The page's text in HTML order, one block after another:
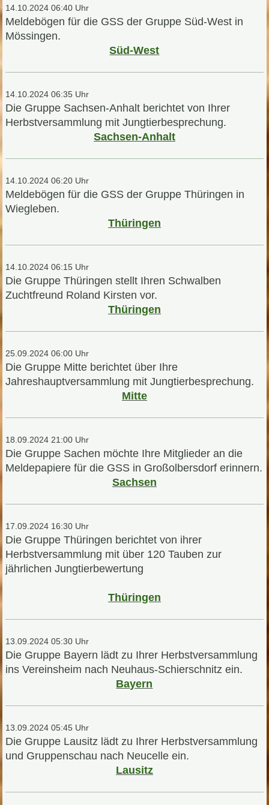
14.10.2024 06:40 Uhr
Meldebögen für die GSS der Gruppe Süd-West in
Mössingen.
Süd-West
14.10.2024 06:35 Uhr
Die Gruppe Sachsen-Anhalt berichtet von Ihrer
Herbstversammlung mit Jungtierbesprechung.
Sachsen-Anhalt
14.10.2024 06:20 Uhr
Meldebögen für die GSS der Gruppe Thüringen in
Wiegleben.
Thüringen
14.10.2024 06:15 Uhr
Die Gruppe Thüringen stellt Ihren Schwalben
Zuchtfreund Roland Kirsten vor.
Thüringen
25.09.2024 06:00 Uhr
Die Gruppe Mitte berichtet über Ihre
Jahreshauptversammlung mit Jungtierbesprechung.
Mitte
18.09.2024 21:00 Uhr
Die Gruppe Sachen möchte Ihre Mitglieder an die
Meldepapiere für die GSS in Großolbersdorf erinnern.
Sachsen
17.09.2024 16:30 Uhr
Die Gruppe Thüringen berichtet von ihrer
Herbstversammlung mit über 120 Tauben zur
jährlichen Jungtierbewertung
Thüringen
13.09.2024 05:30 Uhr
Die Gruppe Bayern lädt zu Ihrer Herbstversammlung
ins Vereinsheim nach Neuhaus-Schierschnitz ein.
Bayern
13.09.2024 05:45 Uhr
Die Gruppe Lausitz lädt zu Ihrer Herbstversammlung
und Gruppenschau nach Neucelle ein.
Lausitz